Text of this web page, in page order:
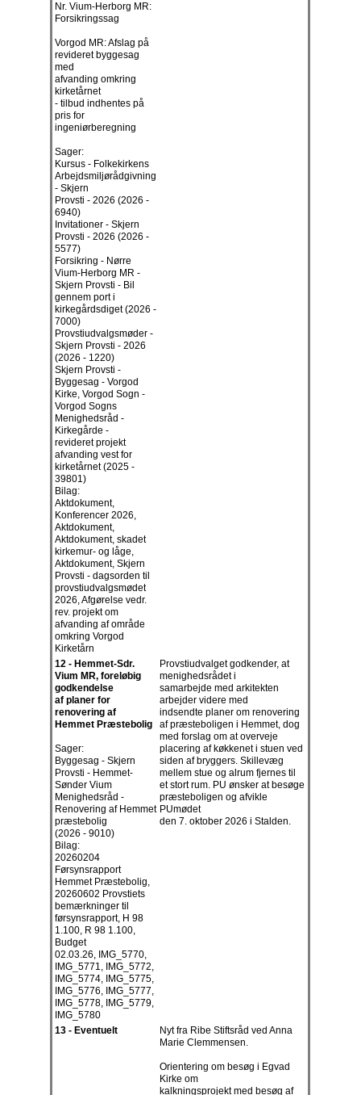
Nr. Vium-Herborg MR:
Forsikringssag
Vorgod MR: Afslag på
revideret byggesag
med
afvanding omkring
kirketårnet
- tilbud indhentes på
pris for
ingeniørberegning
Sager:
Kursus - Folkekirkens
Arbejdsmiljørådgivning
- Skjern
Provsti - 2026 (2026 -
6940)
Invitationer - Skjern
Provsti - 2026 (2026 -
5577)
Forsikring - Nørre
Vium-Herborg MR -
Skjern Provsti - Bil
gennem port i
kirkegårdsdiget (2026 -
7000)
Provstiudvalgsmøder -
Skjern Provsti - 2026
(2026 - 1220)
Skjern Provsti -
Byggesag - Vorgod
Kirke, Vorgod Sogn -
Vorgod Sogns
Menighedsråd -
Kirkegårde -
revideret projekt
afvanding vest for
kirketårnet (2025 -
39801)
Bilag:
Aktdokument,
Konferencer 2026,
Aktdokument,
Aktdokument, skadet
kirkemur- og låge,
Aktdokument, Skjern
Provsti - dagsorden til
provstiudvalgsmødet
2026, Afgørelse vedr.
rev. projekt om
afvanding af område
omkring Vorgod
Kirketårn
12 - Hemmet-Sdr.
Vium MR, foreløbig
godkendelse
af planer for
renovering af
Hemmet Præstebolig
Sager:
Byggesag - Skjern
Provsti - Hemmet-
Sønder Vium
Menighedsråd -
Renovering af Hemmet
præstebolig
(2026 - 9010)
Bilag:
20260204
Førsynsrapport
Hemmet Præstebolig,
20260602 Provstiets
bemærkninger til
førsynsrapport, H 98
1.100, R 98 1.100,
Budget
02.03.26, IMG_5770,
IMG_5771, IMG_5772,
IMG_5774, IMG_5775,
IMG_5776, IMG_5777,
IMG_5778, IMG_5779,
IMG_5780
Provstiudvalget godkender, at
menighedsrådet i
samarbejde med arkitekten
arbejder videre med
indsendte planer om renovering
af præsteboligen i Hemmet, dog
med forslag om at overveje
placering af køkkenet i stuen ved
siden af bryggers. Skillevæg
mellem stue og alrum fjernes til
et stort rum. PU ønsker at besøge
præsteboligen og afvikle
PUmødet
den 7. oktober 2026 i Stalden.
13 - Eventuelt
Nyt fra Ribe Stiftsråd ved Anna
Marie Clemmensen.
Orientering om besøg i Egvad
Kirke om
kalkningsprojekt med besøg af